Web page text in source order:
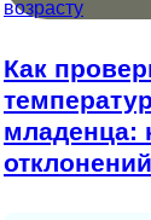
Как
младенца: